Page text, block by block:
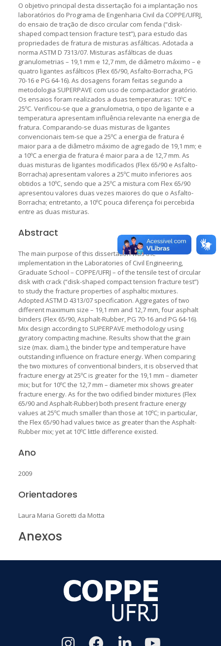
O objetivo principal desta dissertação foi a implantação nos
laboratórios do Programa de Engenharia Civil da COPPE/UFRJ,
do ensaio de tração de disco circular com fenda (“disk-
shaped compact tension fracture test”), para estudo das
propriedades de fratura de misturas asfálticas. Adotada a
norma ASTM D 7313/07. Misturas asfálticas de duas
granulometrias – 19,1 mm e 12,7 mm, de diâmetro máximo – e
quatro ligantes asfálticos (Flex 65/90, Asfalto-Borracha, PG
70-16 e PG 64-16). As dosagens foram feitas segundo a
metodologia SUPERPAVE com uso de compactador giratório.
Os ensaios foram realizados a duas temperaturas: 10ºC e
25ºC. Verificou-se que a granulometria, o tipo de ligante e a
temperatura apresentam influência relevante na energia de
fratura. Comparando-se duas misturas de ligantes
convencionais tem-se que a 25ºC a energia de fratura é
maior para a de diâmetro máximo de agregado de 19,1 mm; e
a 10ºC a energia de fratura é maior para a de 12,7 mm. As
duas misturas de ligantes modificados (Flex 65/90 e Asfalto-
Borracha) apresentam valores a 25ºC muito inferiores aos
obtidos a 10ºC, sendo que a 25ºC a mistura com Flex 65/90
apresentou valores duas vezes maiores do que o Asfalto-
Borracha; entretanto, a 10ºC pouca diferença foi percebida
entre as duas misturas.
Abstract
The main purpose of this dissertation was the
implementation in the Laboratories of Civil Engineering,
Graduate School – COPPE/UFRJ – of the tensile test of circular
disk with crack (“disk-shaped compact tension fracture test”)
to study the fracture properties of asphaltic mixtures.
Adopted ASTM D 4313/07 specification. Aggregates of two
different maximum size – 19,1 mm and 12,7 mm, four asphalt
binders (Flex 65/90, Asphalt-Rubber, PG 70-16 and PG 64-16).
Mix design according to SUPERPAVE methodology using
gyratory compacting machine. Results show that the grain
size (max. diam.), the binder type and temperature have
outstanding influence on fracture energy. When comparing
the two mixtures of conventional binders, it is observed that
fracture energy at 25ºC is greater for the 19,1 mm – diameter
mix; but for 10ºC the 12,7 mm – diameter mix shows greater
fracture energy. As for the two odified binder mixtures (Flex
65/90 and Asphalt-Rubber) both present fracture energy
values at 25ºC much smaller than those at 10ºC; in particular,
the Flex 65/90 had values twice as greater than the Asphalt-
Rubber mix; yet at 10ºC little difference existed.
Ano
2009
Orientadores
Laura Maria Goretti da Motta
Anexos